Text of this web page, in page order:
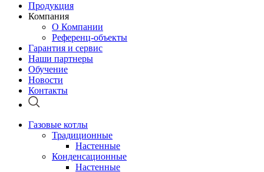
Продукция
Компания
О Компании
Референц-объекты
Гарантия и сервис
Наши партнеры
Обучение
Новости
Контакты
Газовые котлы
Традиционные
Настенные
Конденсационные
Настенные